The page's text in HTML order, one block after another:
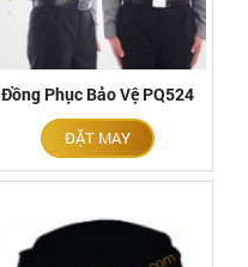
Đồng Phục Bảo Vệ PQ524
ĐẶT MAY